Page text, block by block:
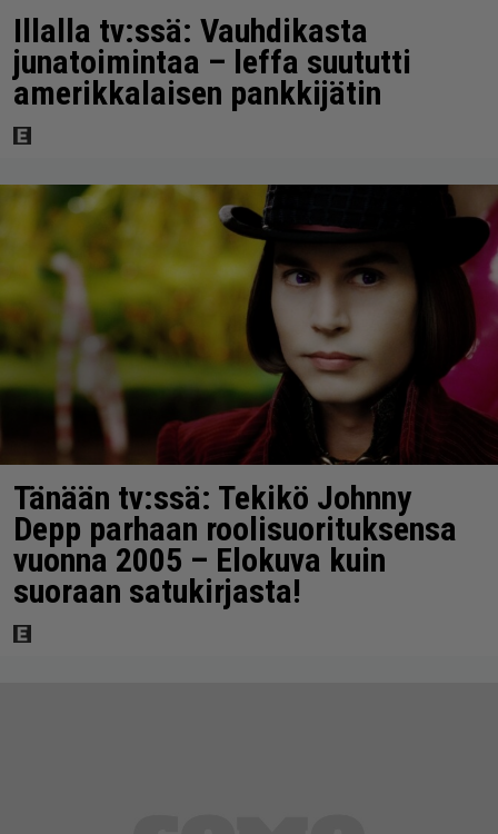
Illalla tv:ssä: Vauhdikasta
junatoimintaa – leffa suututti
amerikkalaisen pankkijätin
Tänään tv:ssä: Tekikö Johnny
Depp parhaan roolisuorituksensa
vuonna 2005 – Elokuva kuin
suoraan satukirjasta!